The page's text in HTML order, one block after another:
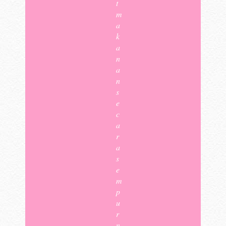
t
m
a
k
a
n
a
n
s
e
c
a
r
a
s
e
m
p
u
r